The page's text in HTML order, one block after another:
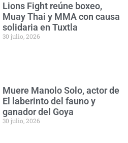
Lions Fight reúne boxeo,
Muay Thai y MMA con causa
solidaria en Tuxtla
30 julio, 2026
Muere Manolo Solo, actor de
El laberinto del fauno y
ganador del Goya
30 julio, 2026